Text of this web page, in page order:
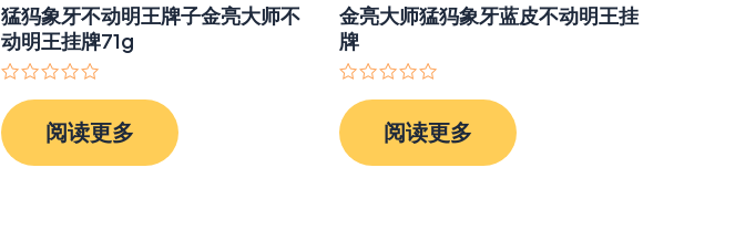
猛犸象牙不动明王牌子金亮大师不
动明王挂牌71g
分
0
&sol;
5
阅读更多
金亮大师猛犸象牙蓝皮不动明王挂
牌
分
0
&sol;
5
阅读更多